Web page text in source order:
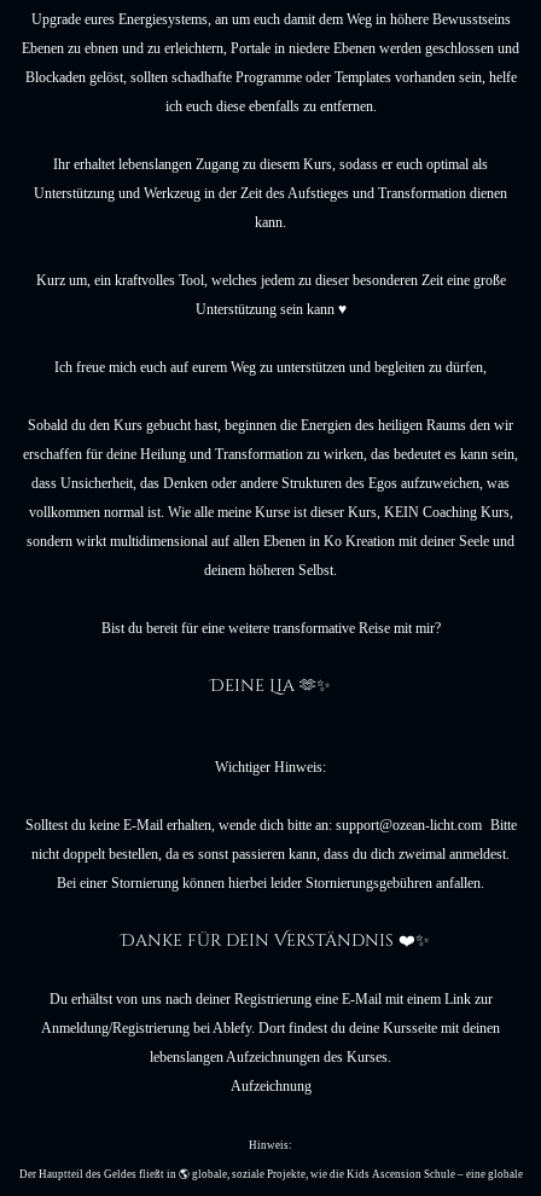
Upgrade eures Energiesystems, an um euch damit dem Weg in höhere Bewusstseins
Ebenen zu ebnen und zu erleichtern, Portale in niedere Ebenen werden geschlossen und
Blockaden gelöst, sollten schadhafte Programme oder Templates vorhanden sein, helfe
ich euch diese ebenfalls zu entfernen.
Ihr erhaltet lebenslangen Zugang zu diesem Kurs, sodass er euch optimal als
Unterstützung und Werkzeug in der Zeit des Aufstieges und Transformation dienen
kann.
Kurz um, ein kraftvolles Tool, welches jedem zu dieser besonderen Zeit eine große
Unterstützung sein kann ♥️
Ich freue mich euch auf eurem Weg zu unterstützen und begleiten zu dürfen,
Sobald du den Kurs gebucht hast, beginnen die Energien des heiligen Raums den wir
erschaffen für deine Heilung und Transformation zu wirken, das bedeutet es kann sein,
dass Unsicherheit, das Denken oder andere Strukturen des Egos aufzuweichen, was
vollkommen normal ist. Wie alle meine Kurse ist dieser Kurs, KEIN Coaching Kurs,
sondern wirkt multidimensional auf allen Ebenen in Ko Kreation mit deiner Seele und
deinem höheren Selbst.
Bist du bereit für eine weitere transformative Reise mit mir?
Deine Lia 🫶✨
Wichtiger Hinweis:
Solltest du keine E-Mail erhalten, wende dich bitte an: support@ozean-licht.comBitte
nicht doppelt bestellen, da es sonst passieren kann, dass du dich zweimal anmeldest.
Bei einer Stornierung können hierbei leider Stornierungsgebühren anfallen.
Danke für dein Verständnis ❤️✨
Du erhältst von uns nach deiner Registrierung eine E-Mail mit einem Link zur
Anmeldung/Registrierung bei Ablefy. Dort findest du deine Kursseite mit deinen
lebenslangen Aufzeichnungen des Kurses.
Aufzeichnung
Hinweis:
Der Hauptteil des Geldes fließt in 🌎 globale, soziale Projekte, wie die Kids Ascension Schule – eine globale